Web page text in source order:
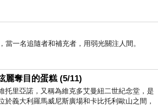
當一名追隨者和補充者，用弱光關注人間。
麗奪目的蛋糕 (5/11)
托里亞諾，又稱為維克多艾曼紐二世紀念堂，是
於義大利羅馬威尼斯廣場和卡比托利歐山之間，